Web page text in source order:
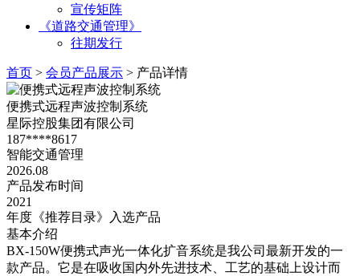
宣传矩阵
《道路交通管理》
往期发行
首页 > 会员产品展示 > 产品详情
便携式远程声波控制系统
星际控股集团有限公司
187****8617
智能交通管理
2026.08
产品发布时间
2021
年度《推荐目录》入选产品
基本介绍
BX-150W便携式声光一体化扩音系统是我公司最新开发的一
款产品。它是在吸收国内外先进技术、工艺的基础上设计而